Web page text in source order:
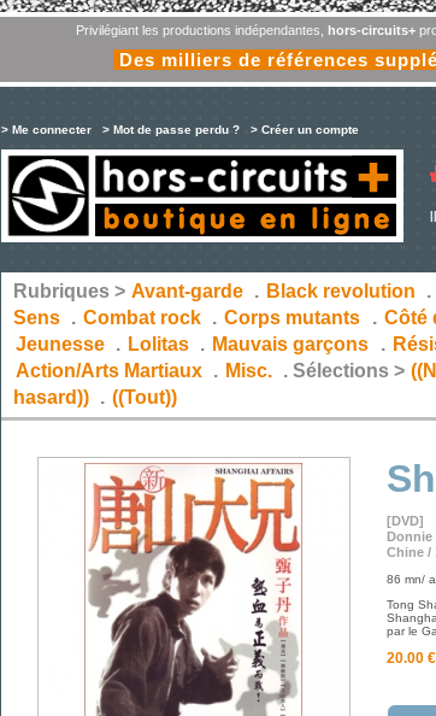
Privilégiant les productions indépendantes, hors-circuits+
Des milliers de références
> Me connecter > Mot de passe perdu ? > Créer un compte
Rubriques > Avant-garde . Black revolution .
Sens . Combat rock . Corps mutants . Côté
Jeunesse . Lolitas . Mauvais garçons .
Action/Arts Martiaux . Misc. .Sélections >
hasard)) . ((Tout))
[DVD]
Donnie
Chine /
86 mn/
Tong
par le
20.00 €